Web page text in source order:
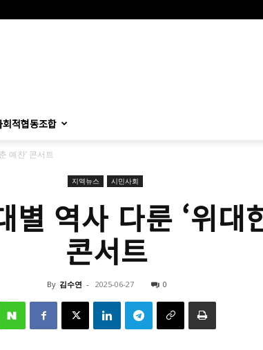
회적협동조합
예찬’ 콘서트
지역뉴스 시민사회
역사 다룬 ‘위대
콘서트
By 김수연 - 2025-06-27 0